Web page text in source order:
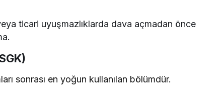
ticari uyuşmazlıklarda dava açmadan önce
sonrası en yoğun kullanılan bölümdür.